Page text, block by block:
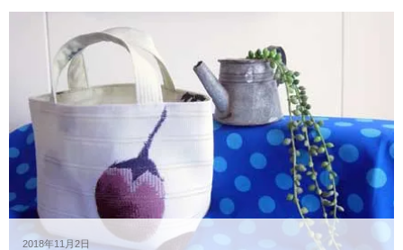
2018年11月2日